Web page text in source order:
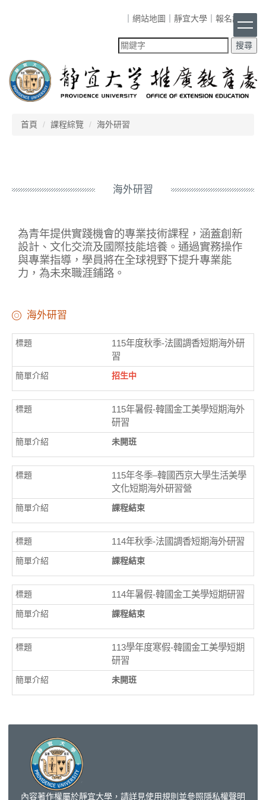
容
區
網站地圖 靜宜大學 報名課程
首頁 課程綜覽 海外研習
海外研習
為青年提供實踐機會的專業技術課程，涵蓋創新
設計、文化交流及國際技能培養。通過實務操作
與專業指導，學員將在全球視野下提升專業能
力，為未來職涯鋪路。
海外研習
115年度秋季-法國調香短期海外研
習
招生中
115年暑假-韓國金工美學短期海外
研習
未開班
115年冬季–韓國西京大學生活美學
文化短期海外研習營
課程結束
114年秋季-法國調香短期海外研習
課程結束
114年暑假-韓國金工美學短期研習
課程結束
113學年度寒假-韓國金工美學短期
研習
未開班
內容著作權屬於靜宜大學，請詳見使用規則 並參照隱私權聲明